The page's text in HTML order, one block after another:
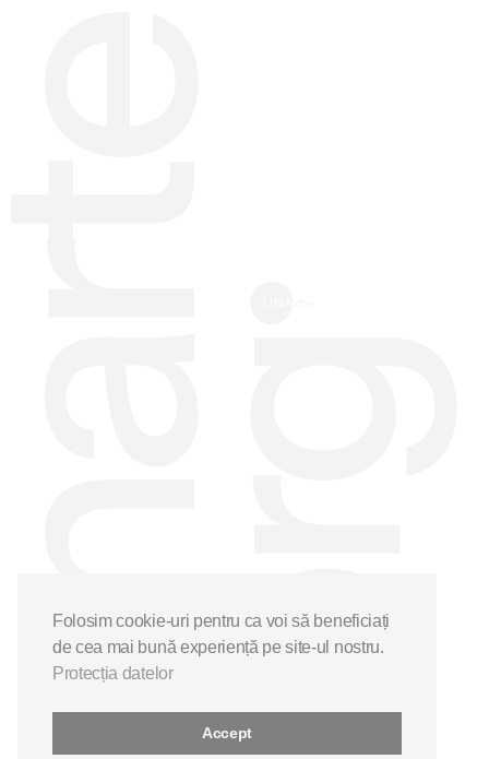
Folosim cookie-uri pentru ca voi să beneficiați
de cea mai bună experiență pe site-ul nostru.
Protecția datelor
Accept